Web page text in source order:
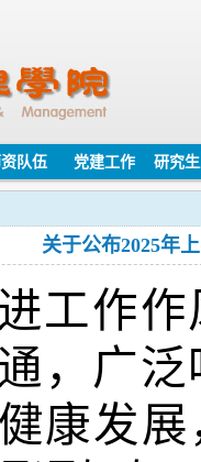
队伍 党建工作 研究
关于公布2025年
工作
，广
康发